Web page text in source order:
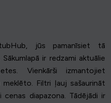
jūs pamanīsiet tā
ir redzami aktuālie
Vienkārši izmantojiet
Filtri ļauj sašaurināt
diapazona. Tādējādi ir